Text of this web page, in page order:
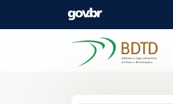
Pular para o conteúdo